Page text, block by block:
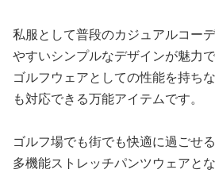
私服として普段のカジュアルコー
やすいシンプルなデザインが魅力で
ゴルフウェアとしての性能を持ち
も対応できる万能アイテムです。
ゴルフ場でも街でも快適に過ごせ
多機能ストレッチパンツウェアとな